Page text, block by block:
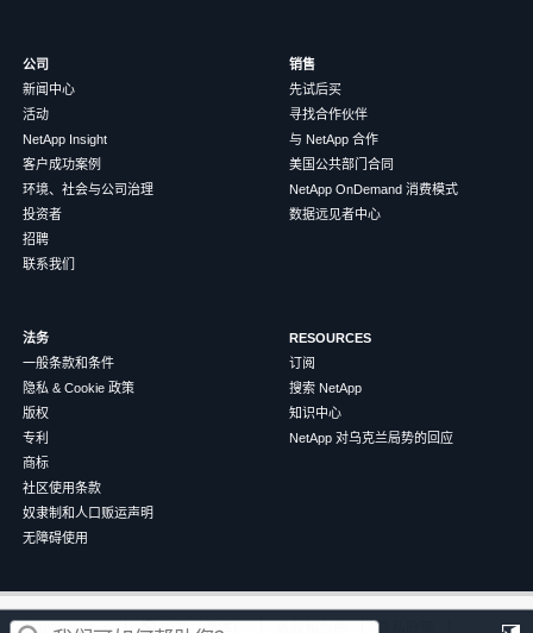
这篇文章对您有帮助吗？
公司
新闻中心
活动
NetApp Insight
客户成功案例
环境、社会与公司治理
投资者
招聘
联系我们
销售
先试后买
寻找合作伙伴
与 NetApp 合作
美国公共部门合同
NetApp OnDemand 消费模式
数据远见者中心
法务
一般条款和条件
隐私 & Cookie 政策
版权
专利
商标
社区使用条款
奴隶制和人口贩运声明
无障碍使用
RESOURCES
订阅
搜索 NetApp
知识中心
NetApp 对乌克兰局势的回应
©2026NetApp 中文（简体） 条款和条件 隐私政策